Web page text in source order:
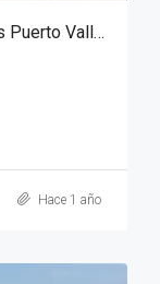
Departamento En Venta En Versalles Puerto Vallarta
Hace 1 año